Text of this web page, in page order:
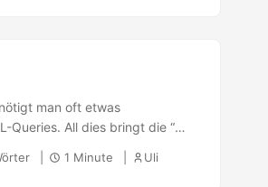
man oft etwas
Queries. All dies bringt die “
den Bildschirm. Im Browser
generierten Seite abgerufen
1 Minute Uli